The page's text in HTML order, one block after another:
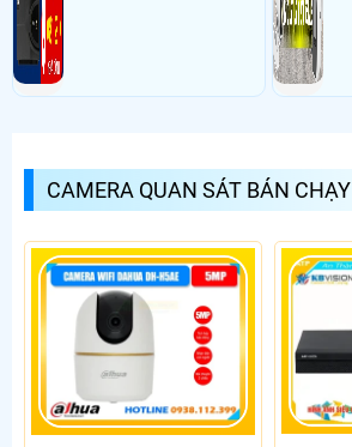
CAMERA QUAN SÁT BÁN CHẠY